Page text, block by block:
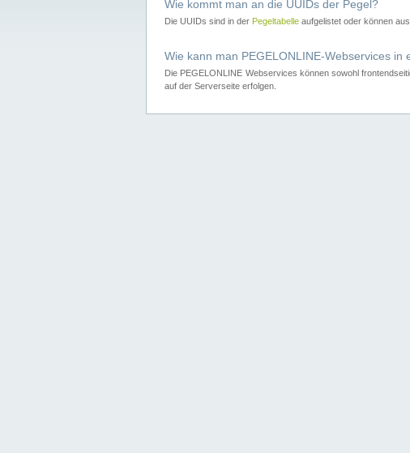
Wie kommt man an die UUIDs der Pegel?
Die UUIDs sind in der Pegeltabelle aufgelistet oder können
Wie kann man PEGELONLINE-Webservices in
Die PEGELONLINE Webservices können sowohl
auf der Serverseite erfolgen.